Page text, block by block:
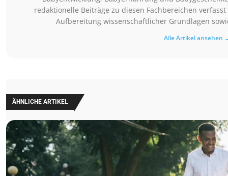
redaktionelle Beiträge zu diesen Fachbereichen
Aufbereitung wissenschaftlicher Grundlagen
Alle Artikel ansehen
ÄHNLICHE ARTIKEL